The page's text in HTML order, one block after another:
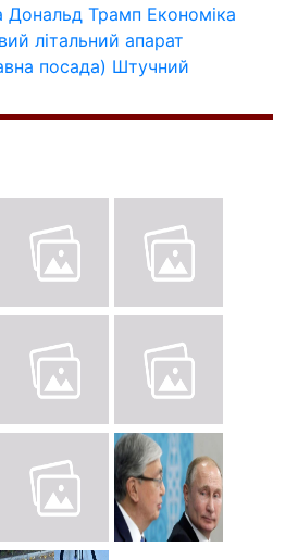
Дональд Трамп Економіка
літальний апарат
посада) Штучний